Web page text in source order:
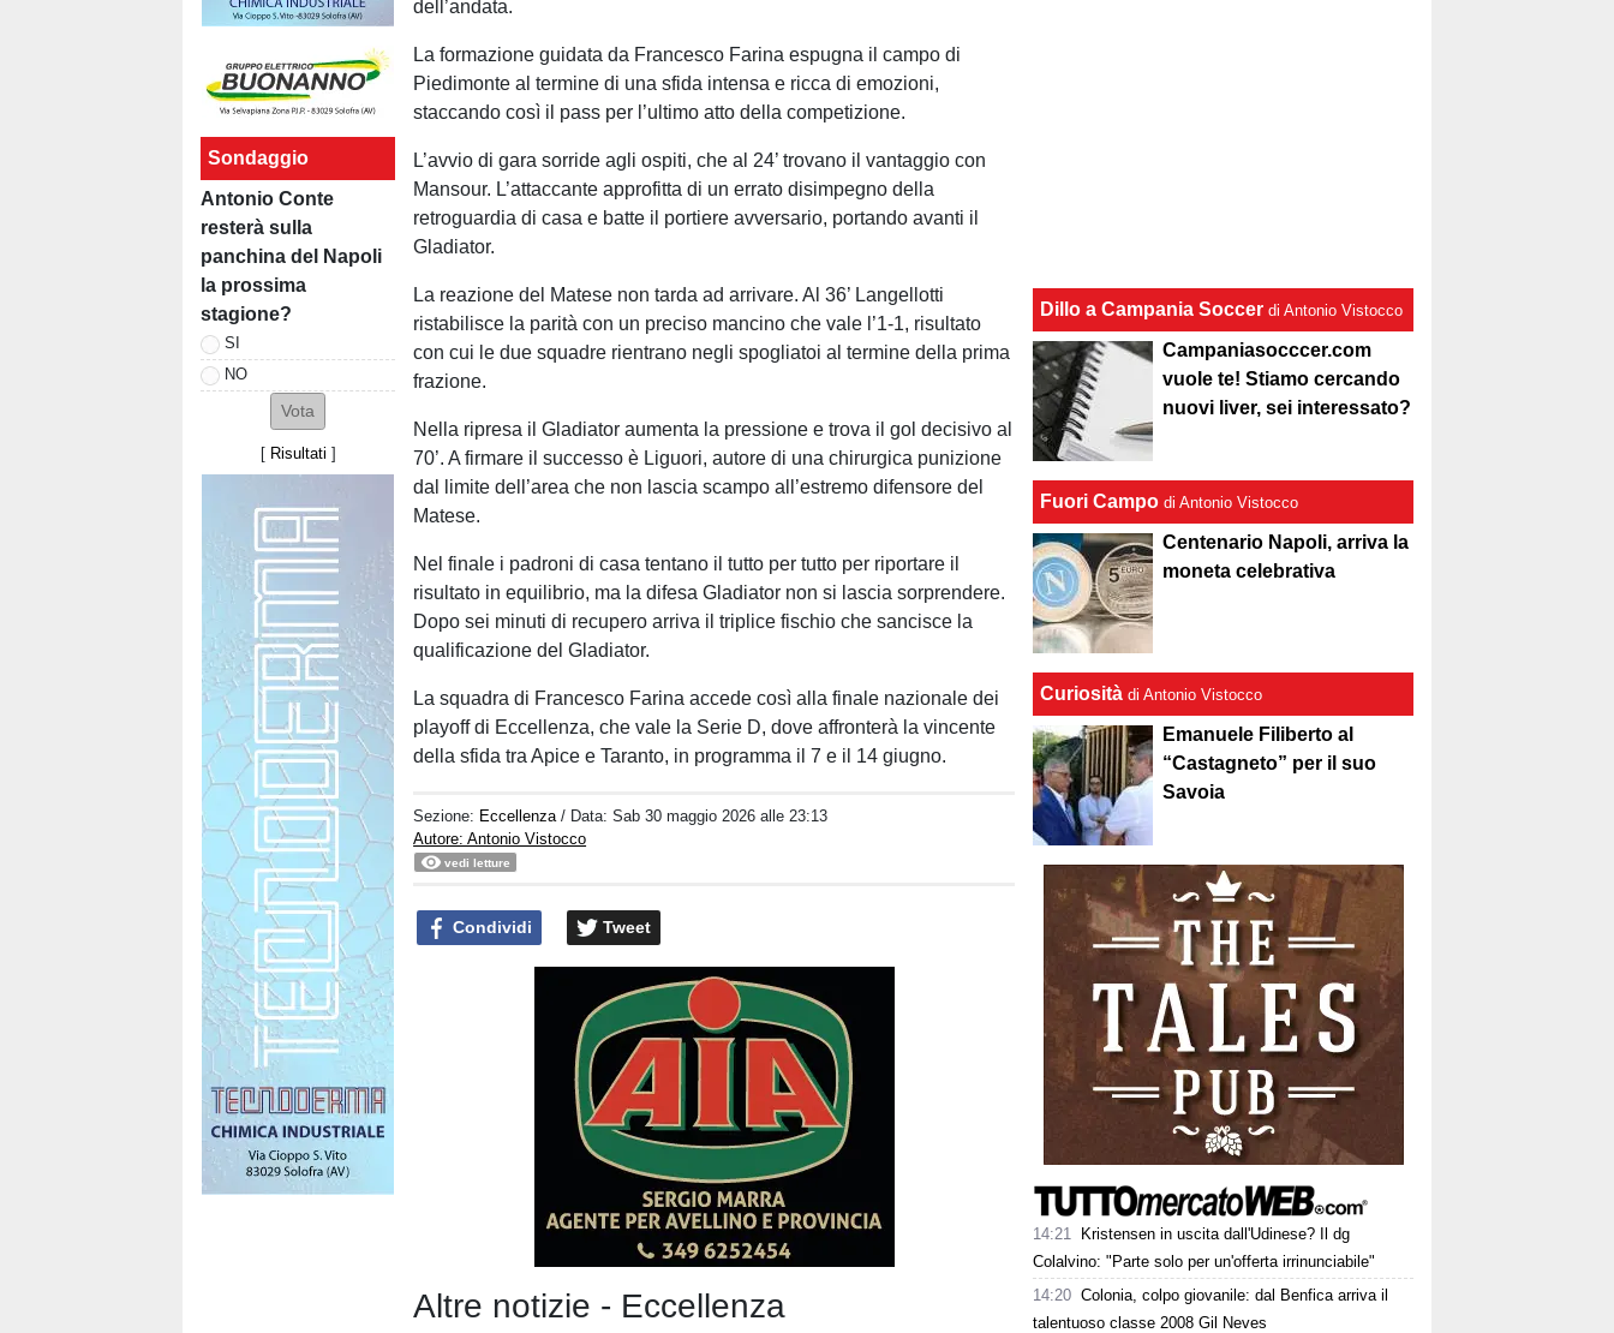
Sondaggio
Antonio Conte
resterà sulla
panchina del Napoli
la prossima
stagione?
SI
NO
[ Risultati ]
dell’andata.
La formazione guidata da Francesco Farina espugna il campo di
Piedimonte al termine di una sfida intensa e ricca di emozioni,
staccando così il pass per l’ultimo atto della competizione.
L’avvio di gara sorride agli ospiti, che al 24’ trovano il vantaggio con
Mansour. L’attaccante approfitta di un errato disimpegno della
retroguardia di casa e batte il portiere avversario, portando avanti il
Gladiator.
La reazione del Matese non tarda ad arrivare. Al 36’ Langellotti
ristabilisce la parità con un preciso mancino che vale l’1-1, risultato
con cui le due squadre rientrano negli spogliatoi al termine della prima
frazione.
Nella ripresa il Gladiator aumenta la pressione e trova il gol decisivo al
70’. A firmare il successo è Liguori, autore di una chirurgica punizione
dal limite dell’area che non lascia scampo all’estremo difensore del
Matese.
Nel finale i padroni di casa tentano il tutto per tutto per riportare il
risultato in equilibrio, ma la difesa Gladiator non si lascia sorprendere.
Dopo sei minuti di recupero arriva il triplice fischio che sancisce la
qualificazione del Gladiator.
La squadra di Francesco Farina accede così alla finale nazionale dei
playoff di Eccellenza, che vale la Serie D, dove affronterà la vincente
della sfida tra Apice e Taranto, in programma il 7 e il 14 giugno.
Sezione: Eccellenza / Data:Sab 30 maggio 2026 alle 23:13
Autore: Antonio Vistocco
vedi letture
Condividi Tweet
Altre notizie - Eccellenza
Dillo a Campania Soccer di Antonio Vistocco
Campaniasocccer.com
vuole te! Stiamo cercando
nuovi liver, sei interessato?
Fuori Campo di Antonio Vistocco
Centenario Napoli, arriva la
moneta celebrativa
Curiosità di Antonio Vistocco
Emanuele Filiberto al
“Castagneto” per il suo
Savoia
14:21
Kristensen in uscita dall'Udinese? Il dg
Colalvino: "Parte solo per un'offerta irrinunciabile"
14:20 Colonia, colpo giovanile: dal Benfica arriva il
talentuoso classe 2008 Gil Neves